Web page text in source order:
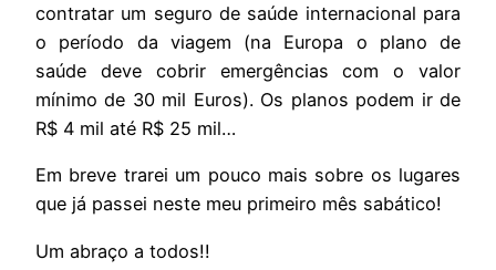
contratar um seguro de saúde internacional para
o período da viagem (na Europa o plano de
saúde deve cobrir emergências com o valor
mínimo de 30 mil Euros). Os planos podem ir de
R$ 4 mil até R$ 25 mil…
Em breve trarei um pouco mais sobre os lugares
que já passei neste meu primeiro mês sabático!
Um abraço a todos!!